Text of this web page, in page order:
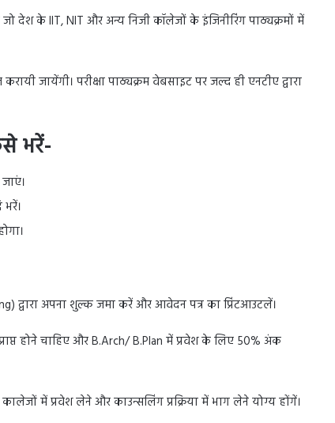
जो देश के IIT, NIT और अन्य निजी कॉलेजों के इंजिनीरिंग पाठ्यक्रमों में
जायेंगी। परीक्षा पाठ्यक्रम वेबसाइट पर जल्द ही एनटीए द्वारा
भरें-
अपना शुल्क जमा करें और आवेदन पत्र का प्रिंटआउटलें।
होने चाहिए और B.Arch/ B.Plan में प्रवेश के लिए 50% अंक
कालेजों में प्रवेश लेने और काउन्सलिंग प्रक्रिया में भाग लेने योग्य होंगें।